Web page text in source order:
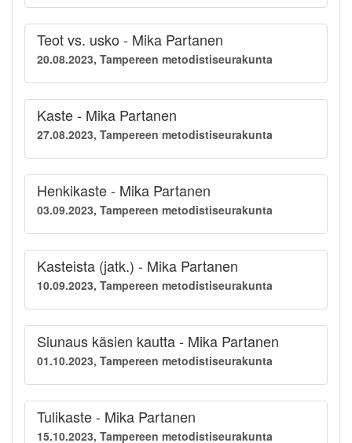
Teot vs. usko - Mika Partanen
20.08.2023, Tampereen metodistiseurakunta
Kaste - Mika Partanen
27.08.2023, Tampereen metodistiseurakunta
Henkikaste - Mika Partanen
03.09.2023, Tampereen metodistiseurakunta
Kasteista (jatk.) - Mika Partanen
10.09.2023, Tampereen metodistiseurakunta
Siunaus käsien kautta - Mika Partanen
01.10.2023, Tampereen metodistiseurakunta
Tulikaste - Mika Partanen
15.10.2023, Tampereen metodistiseurakunta